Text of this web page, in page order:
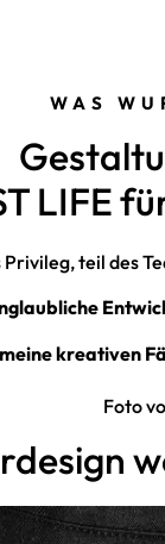
WAS
LIFE
teil des
kreativen
Foto